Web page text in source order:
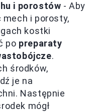
i porostów - Aby
i porosty,
kostki
po preparaty
.
środków,
je na
Następnie
mógł